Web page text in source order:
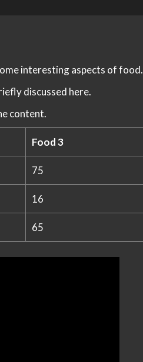
interesting aspects of food.
discussed here.
content.
Food 3
75
16
65